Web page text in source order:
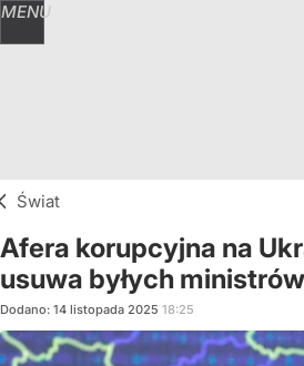
MENU
Świat
Afera korupcyjna na
usuwa byłych ministrów
Dodano: 14 listopada 2025 18:25